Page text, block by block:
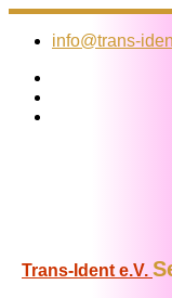
Zum
Inhalt
info@trans-
Trans-Ident e.V.